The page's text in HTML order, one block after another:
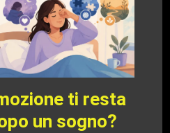
ti resta
un sogno?